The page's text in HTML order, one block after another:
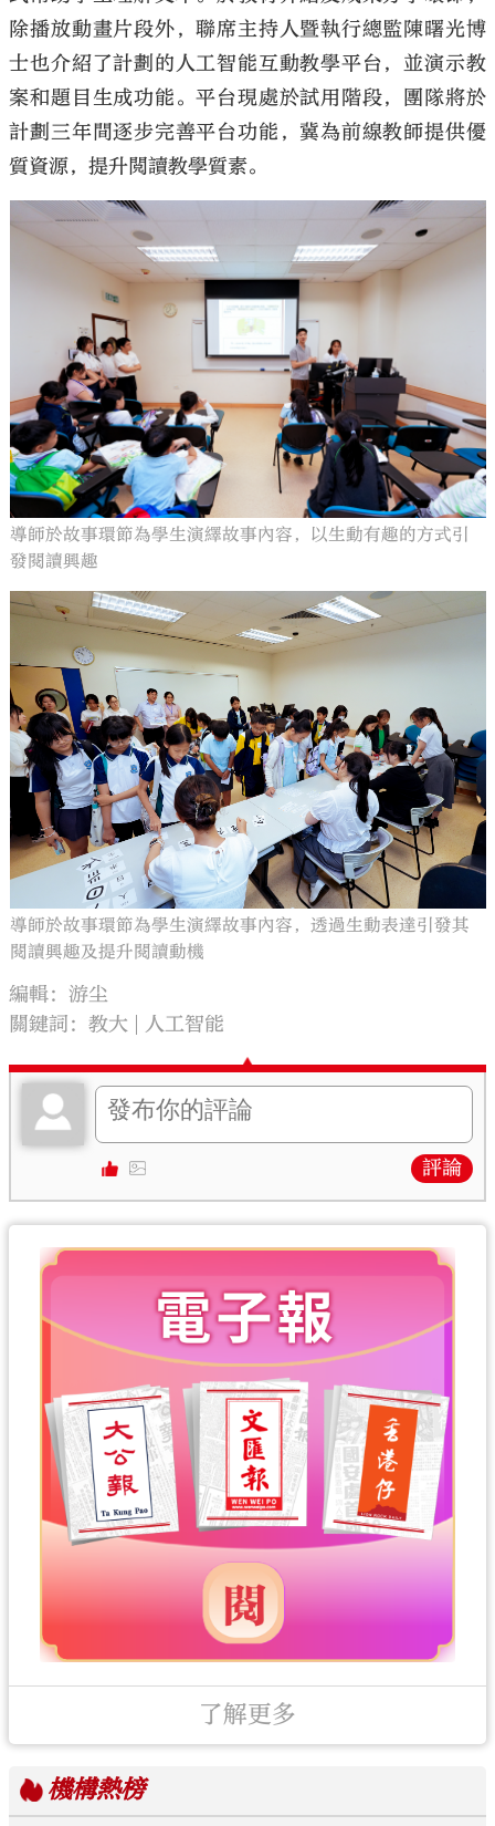
除播放動畫片段外，聯席主持人暨執行總監陳曙光博
士也介紹了計劃的人工智能互動教學平台，並演示教
案和題目生成功能。平台現處於試用階段，團隊將於
計劃三年間逐步完善平台功能，冀為前線教師提供優
質資源，提升閲讀教學質素。
導師於故事環節為學生演繹故事內容，以生動有趣的方式引
發閱讀興趣
導師於故事環節為學生演繹故事內容，透過生動表達引發其
閱讀興趣及提升閱讀動機
編輯：游尘
關鍵詞：教大 人工智能
評論
了解更多
機構熱榜